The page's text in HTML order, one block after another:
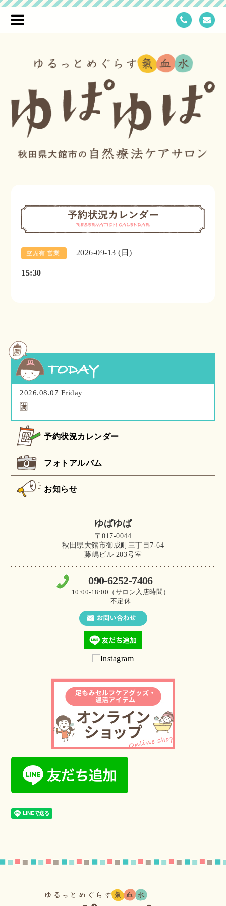
空席有 営業 2026-09-13 (日)
15:30
2026.08.07 Friday
🈵
予約状況カレンダー
フォトアルバム
お知らせ
ゆぱゆぱ
〒017-0044
秋田県大館市御成町三丁目7-64
藤嶋ビル 203号室
090-6252-7406
10:00-18:00（サロン入店時間）
不定休